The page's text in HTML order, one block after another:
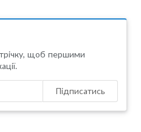
щоб першими
Підписатись